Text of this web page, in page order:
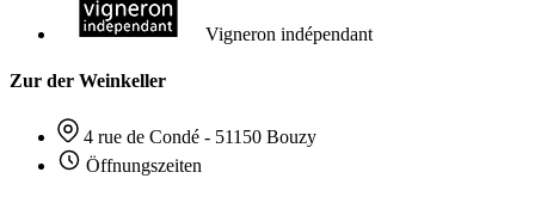
Vigneron indépendant
Zur der Weinkeller
4 rue de Condé - 51150 Bouzy
Öffnungszeiten